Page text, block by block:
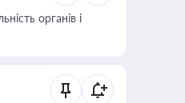
органів і